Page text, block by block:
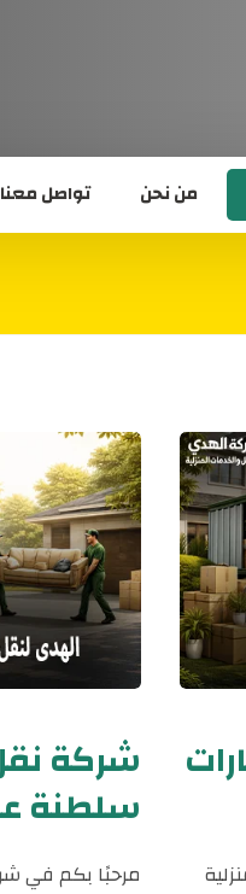
من نحن تواصل معنا
شركة
سلطنة عمان
مرحبًا بكم في